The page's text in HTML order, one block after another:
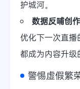
护城河。
数据反哺创作
优化下一次直播
都成为内容升级
警惕虚假繁